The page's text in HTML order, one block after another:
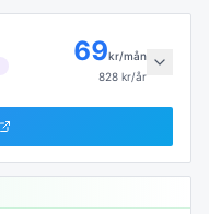
69kr/mån
828 kr/år